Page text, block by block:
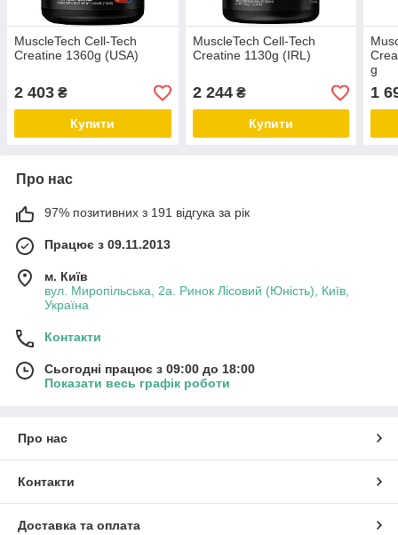
MuscleTech Cell-Tech
Creatine 1360g (USA)
2 403 ₴
Купити
MuscleTech Cell-Tech
Creatine 1130g (IRL)
2 244₴
Купити
g
1
Про нас
97% позитивних з 191 відгука за рік
Працює з 09.11.2013
м. Київ
вул. Миропільська, 2а. Ринок Лісовий (Юність), Київ,
Україна
Контакти
Сьогодні працює з 09:00 до 18:00
Показати весь графік роботи
Про нас
Контакти
Доставка та оплата